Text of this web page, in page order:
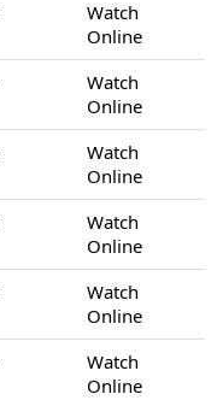
Watch
Online
Watch
Online
Watch
Online
Watch
Online
Watch
Online
Watch
Online